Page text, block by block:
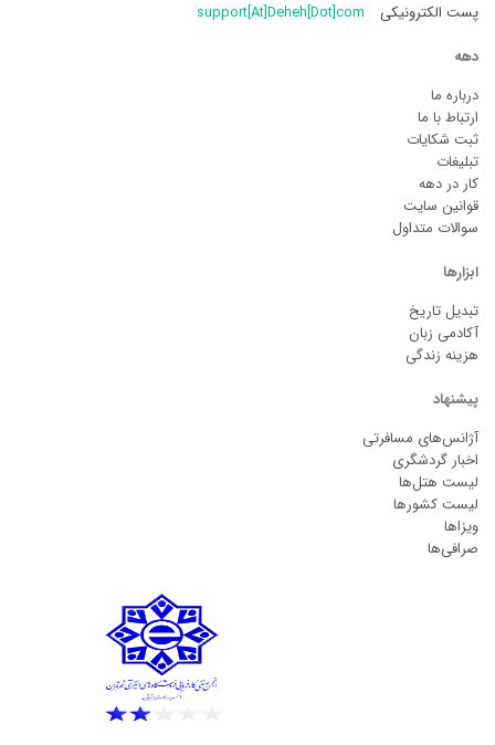
پست الکترونیکی
support[At]Deheh[Dot]com
دهه
درباره ما
ارتباط با ما
ثبت شکایات
تبلیغات
کار در دهه
قوانین سایت
سوالات متداول
ابزارها
تبدیل تاریخ
آکادمی زبان
هزینه زندگی
پیشنهاد
آژانس‌های مسافرتی
اخبار گردشگری
لیست هتل‌ها
لیست کشورها
ویزاها
صرافی‌ها